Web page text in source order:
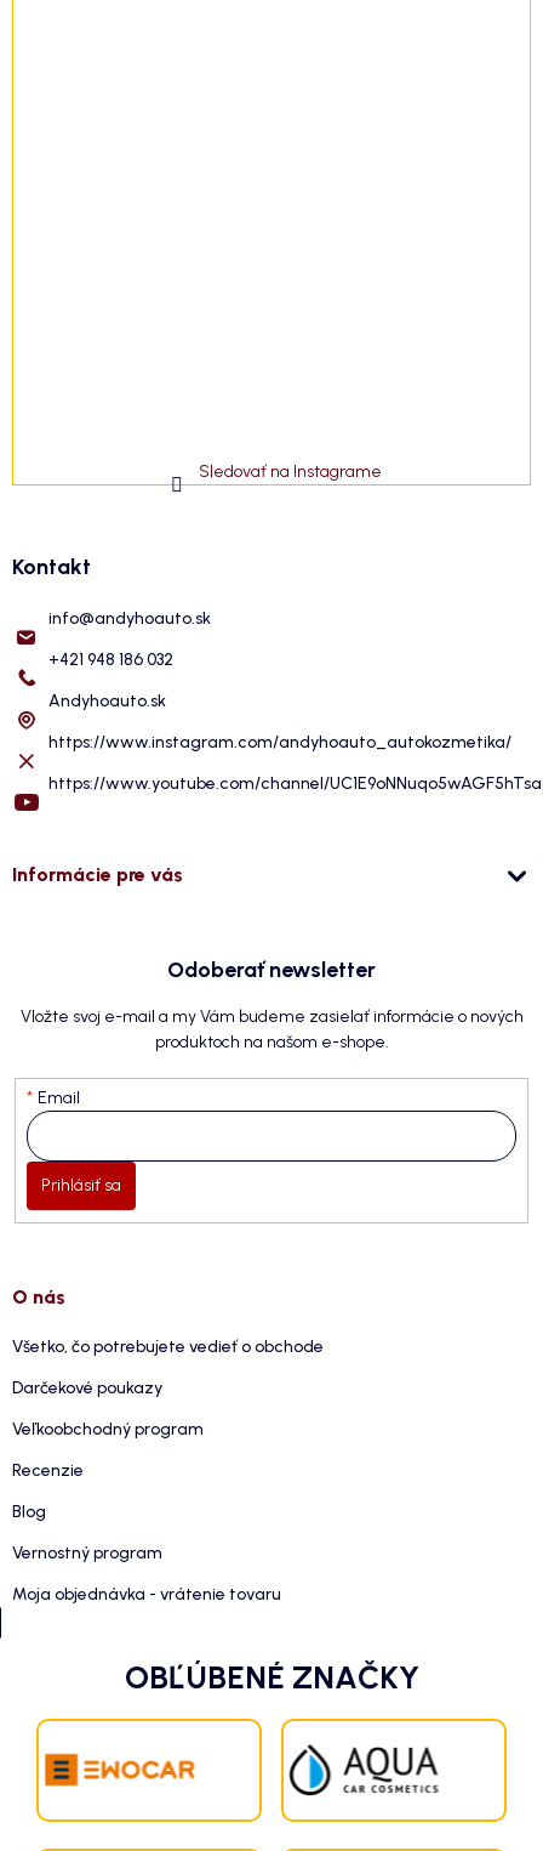
Sledovať na Instagrame
Kontakt
info@andyhoauto.sk
+421 948 186 032
Andyhoauto.sk
https://www.instagram.com/andyhoauto_autokozmetika/
https://www.youtube.com/channel/
Informácie pre vás
Odoberať newsletter
Vložte svoj e-mail a my Vám budeme zasielať informácie o nových
produktoch na našom e-shope.
Email
Prihlásiť sa
O nás
Všetko, čo potrebujete vedieť o obchode
Darčekové poukazy
Veľkoobchodný program
Recenzie
Blog
Vernostný program
Moja objednávka - vrátenie tovaru
OBĽÚBENÉ ZNAČKY